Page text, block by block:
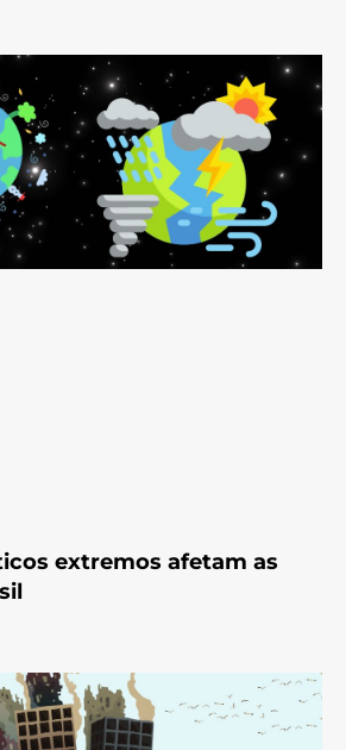
extremos afetam as